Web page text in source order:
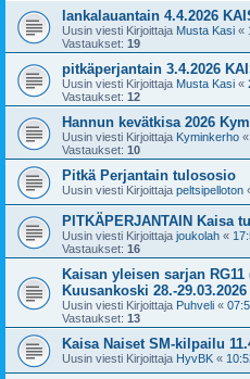
lankalauantain 4.4.2026
Uusin viesti Kirjoittaja Musta Kasi «
Vastaukset: 19
pitkäperjantain 3.4.2026
Uusin viesti Kirjoittaja Musta Kasi «
Vastaukset: 12
Hannun kevätkisa 2026
Uusin viesti Kirjoittaja Kyminkerho «
Vastaukset: 10
Pitkä Perjantain tulososio
Uusin viesti Kirjoittaja peltsipelloton
PITKÄPERJANTAIN Kaisa
Uusin viesti Kirjoittaja joukolah «
Vastaukset: 16
Kaisan yleisen sarjan
Kuusankoski 28.-29.03.2026
Uusin viesti Kirjoittaja Puhveli «
Vastaukset: 13
Kaisa Naiset SM-kilpailu
Uusin viesti Kirjoittaja HyvBK «